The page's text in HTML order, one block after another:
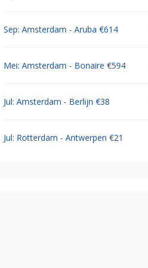
Sep: Amsterdam - Aruba €614
Mei: Amsterdam - Bonaire €594
Jul: Amsterdam - Berlijn €38
Jul: Rotterdam - Antwerpen €21